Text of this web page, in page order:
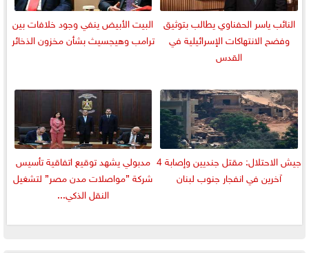
النائب ياسر الحفناوي يطالب بتوثيق
وفضح الانتهاكات الإسرائيلية في
القدس
البيت الأبيض ينفي وجود خلافات بين
ترامب وهيجسيث بشأن مخزون الذخائر
جيش الاحتلال: مقتل جنديين وإصابة 4
آخرين في انفجار جنوب لبنان
مدبولي يشهد توقيع اتفاقية تأسيس
شركة ”مواصلات مدن مصر” لتشغيل
النقل الذكي...